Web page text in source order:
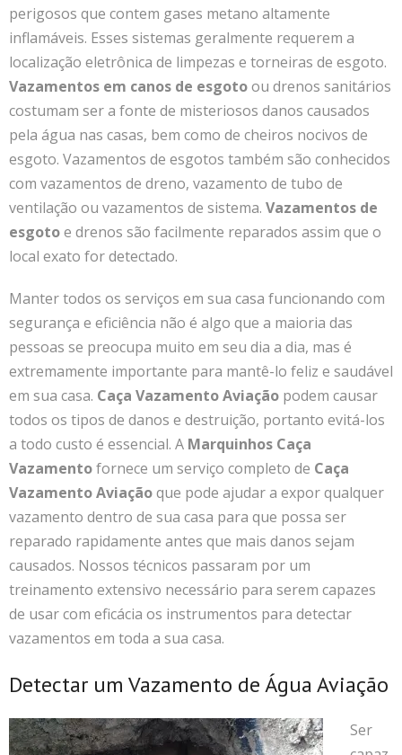
perigosos que contem gases metano altamente
inflamáveis. Esses sistemas geralmente requerem a
localização eletrônica de limpezas e torneiras de esgoto.
Vazamentos em canos de esgotoou drenos sanitários
costumam ser a fonte de misteriosos danos causados
pela água nas casas, bem como de cheiros nocivos de
esgoto. Vazamentos de esgotos também são conhecidos
com vazamentos de dreno, vazamento de tubo de
ventilação ou vazamentos de sistema. Vazamentos de
esgotoe drenos são facilmente reparados assim que o
local exato for detectado.
Manter todos os serviços em sua casa funcionando com
segurança e eficiência não é algo que a maioria das
pessoas se preocupa muito em seu dia a dia, mas é
extremamente importante para mantê-lo feliz e saudável
em sua casa. Caça Vazamento Aviação podem causar
todos os tipos de danos e destruição, portanto evitá-los
a todo custo é essencial. A Marquinhos Caça
Vazamentofornece um serviço completo de Caça
Vazamento Aviaçãoque pode ajudar a expor qualquer
vazamento dentro de sua casa para que possa ser
reparado rapidamente antes que mais danos sejam
causados. Nossos técnicos passaram por um
treinamento extensivo necessário para serem capazes
de usar com eficácia os instrumentos para detectar
vazamentos em toda a sua casa.
Detectar um Vazamento de Água Aviação
Ser